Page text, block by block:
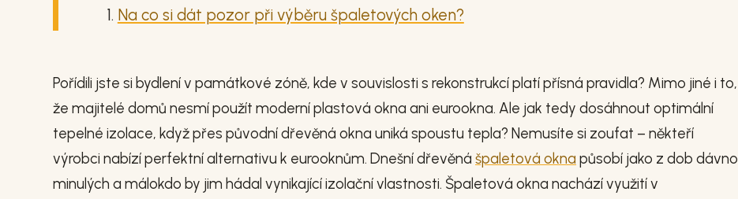
Na co si dát pozor při výběru špaletových oken?
Pořídili jste si bydlení v památkové zóně, kde v souvislosti s rekonstrukcí platí přísná pravidla? Mimo jiné i to,
že majitelé domů nesmí použít moderní plastová okna ani eurookna. Ale jak tedy dosáhnout optimální
tepelné izolace, když přes původní dřevěná okna uniká spoustu tepla? Nemusíte si zoufat – někteří
výrobci nabízí perfektní alternativu k eurooknům. Dnešní dřevěná špaletová okna působí jako z dob dávno
minulých a málokdo by jim hádal vynikající izolační vlastnosti. Špaletová okna nachází využití v